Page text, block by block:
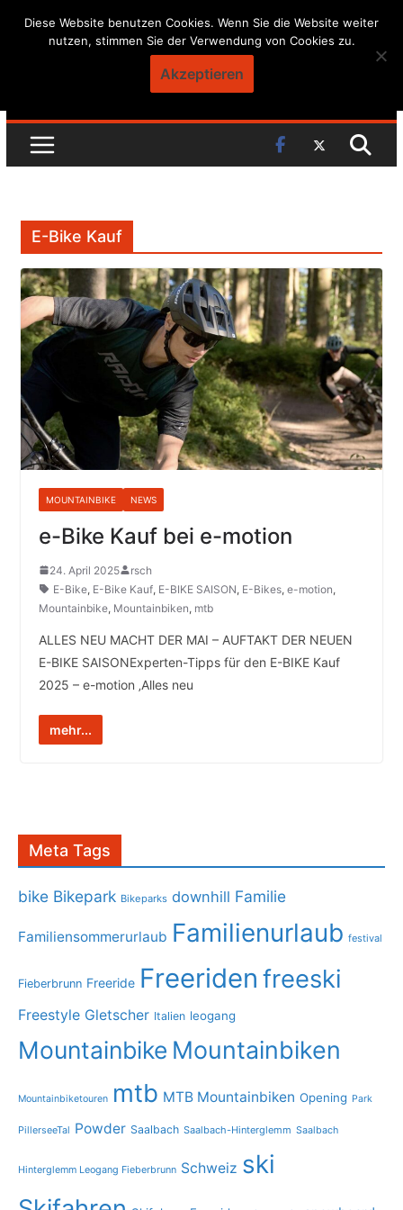
Skip
E-Bike Kauf
MOUNTAINBIKE NEWS
e-Bike Kauf bei e-motion
24. April 2025
rsch
E-Bike, E-Bike Kauf, E-BIKE SAISON, E-Bikes, e-motion,
Mountainbike, Mountainbiken, mtb
ALLES NEU MACHT DER MAI – AUFTAKT DER NEUEN
E-BIKE SAISONExperten-Tipps für den E-BIKE Kauf
2025 – e-motion ‚Alles neu
mehr...
Meta Tags
bike Bikepark Bikeparks downhill Familie
Familiensommerurlaub Familienurlaub festival
Fieberbrunn Freeride Freeriden freeski
Freestyle Gletscher Italien leogang
Mountainbike Mountainbiken
Mountainbiketouren mtb MTB Mountainbiken Opening Park
PillerseeTal Powder Saalbach Saalbach-Hinterglemm Saalbach
Hinterglemm Leogang Fieberbrunn Schweiz ski
Diese Website benutzen Cookies. Wenn Sie die Website weiter
nutzen, stimmen Sie der Verwendung von Cookies zu.
Akzeptieren